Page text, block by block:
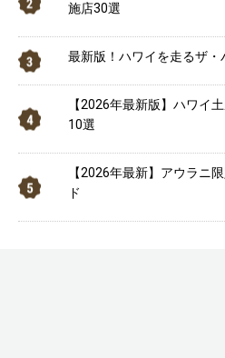
施店30選
最新版！ハワイを走るザ
【2026年最新版】ハワイ
10選
【2026年最新】アウラニ
ド